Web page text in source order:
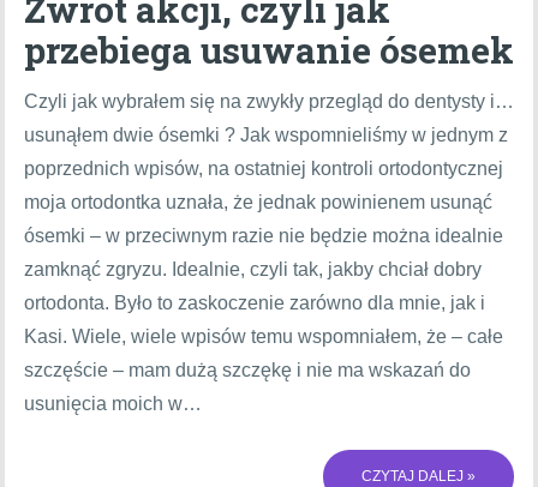
przebiega usuwanie ósemek
Czyli jak wybrałem się na zwykły przegląd do dentysty i…
usunąłem dwie ósemki ? Jak wspomnieliśmy w jednym z
poprzednich wpisów, na ostatniej kontroli ortodontycznej
moja ortodontka uznała, że jednak powinienem usunąć
ósemki – w przeciwnym razie nie będzie można idealnie
zamknąć zgryzu. Idealnie, czyli tak, jakby chciał dobry
ortodonta. Było to zaskoczenie zarówno dla mnie, jak i
Kasi. Wiele, wiele wpisów temu wspomniałem, że – całe
szczęście – mam dużą szczękę i nie ma wskazań do
usunięcia moich w…
CZYTAJ DALEJ »